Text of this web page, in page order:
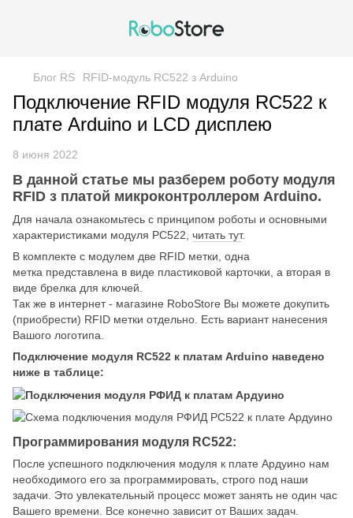
Блог RS RFID-модуль RC522 з Arduino
Подключение RFID модуля RC522 к
плате Arduino и LCD дисплею
8 июня 2022
В данной статье мы разберем роботу модуля
RFID з платой микроконтроллером Arduino.
Для начала ознакомьтесь с принципом роботы и основными
характеристиками модуля РС522, читать тут.
В комплекте с модулем две RFID метки, одна
метка представлена в виде пластиковой карточки, а вторая в
виде брелка для ключей.
Так же в интернет - магазине RoboStore Вы можете докупить
(приобрести) RFID метки отдельно. Есть вариант нанесения
Вашого логотипа.
Подключение модуля RC522 к платам Arduino наведено
ниже в таблице:
Программирования модуля RC522:
После успешного подключения модуля к плате Ардуино нам
необходимого его за программировать, строго под наши
задачи. Это увлекательный процесс может занять не один час
Вашего времени. Все конечно зависит от Ваших задач.